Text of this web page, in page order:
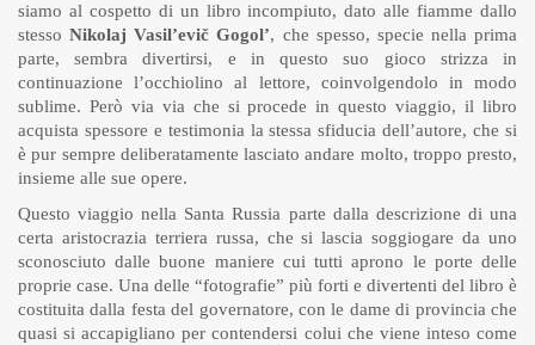
siamo al cospetto di un libro incompiuto, dato alle fiamme dallo
stessoNikolaj Vasil’evič Gogol’, che spesso, specie nella prima
parte, sembra divertirsi, e in questo suo gioco strizza in
continuazione l’occhiolino al lettore, coinvolgendolo in modo
sublime. Però via via che si procede in questo viaggio, il libro
acquista spessore e testimonia la stessa sfiducia dell’autore, che si
è pur sempre deliberatamente lasciato andare molto, troppo presto,
insieme alle sue opere.
Questo viaggio nella Santa Russia parte dalla descrizione di una
certa aristocrazia terriera russa, che si lascia soggiogare da uno
sconosciuto dalle buone maniere cui tutti aprono le porte delle
proprie case. Una delle “fotografie” più forti e divertenti del libro è
costituita dalla festa del governatore, con le dame di provincia che
quasi si accapigliano per contendersi colui che viene inteso come